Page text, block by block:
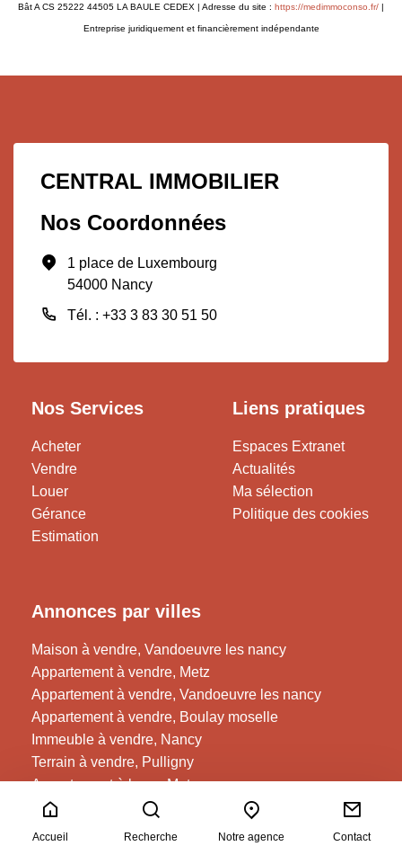
Accueil Recherche Notre agence Contact
Bât A CS 25222 44505 LA BAULE CEDEX | Adresse du site : https://medimmoconso.fr/ |
Entreprise juridiquement et financièrement indépendante
CENTRAL IMMOBILIER
Nos Coordonnées
1 place de Luxembourg
54000 Nancy
Tél. : +33 3 83 30 51 50
Nos Services
Acheter
Vendre
Louer
Gérance
Estimation
Liens pratiques
Espaces Extranet
Actualités
Ma sélection
Politique des cookies
Annonces par villes
Maison à vendre, Vandoeuvre les nancy
Appartement à vendre, Metz
Appartement à vendre, Vandoeuvre les nancy
Appartement à vendre, Boulay moselle
Immeuble à vendre, Nancy
Terrain à vendre, Pulligny
Appartement à louer, Metz
Parking / box à louer, Nancy